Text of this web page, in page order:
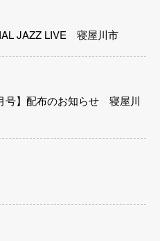
JAZZ LIVE 寝屋川市
号】配布のお知らせ 寝屋川